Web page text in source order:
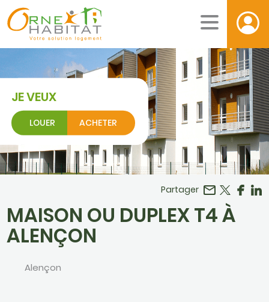
JE VEUX
LOUER ACHETER
Partager
MAISON OU DUPLEX T4 À
ALENÇON
Alençon